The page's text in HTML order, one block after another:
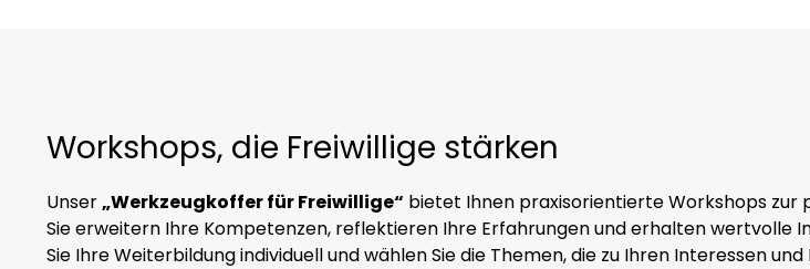
Workshops, die Freiwillige stärken
Unser„Werkzeugkoffer für Freiwillige“ bietet Ihnen praxisorientierte Workshops
Sie erweitern Ihre Kompetenzen, reflektieren Ihre Erfahrungen und erhalten wertvolle
Sie Ihre Weiterbildung individuell und wählen Sie die Themen, die zu Ihren Interessen